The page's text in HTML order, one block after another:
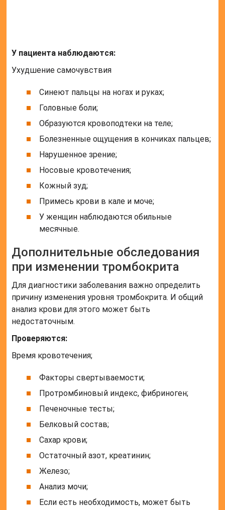
месячные.
Дополнительные обследования
при изменении тромбокрита
Для диагностики заболевания важно определить
причину изменения уровня тромбокрита. И общий
анализ крови для этого может быть
недостаточным.
Проверяются:
Время кровотечения;
Факторы свертываемости;
Печеночные тесты;
Белковый состав;
Сахар крови;
Остаточный азот, креатинин;
Железо;
проверен гормональный состав.
Врач назначает пациенту:
рентгенографии и УЗИ.